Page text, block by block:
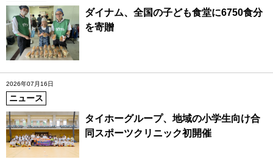
ダイナム、全国の子ども食堂に6750食分
を寄贈
2026年07月16日
ニュース
タイホーグループ、地域の小学生向け合
同スポーツクリニック初開催